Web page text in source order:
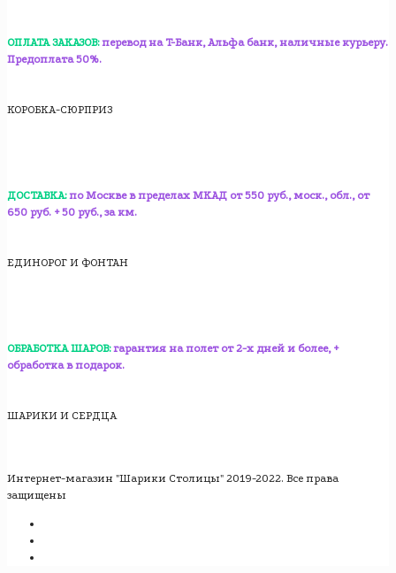
ОПЛАТА ЗАКАЗОВ: перевод на T-Банк, Альфа банк, наличные курьеру.
Предоплата 50%.
КОРОБКА-СЮРПРИЗ
ДОСТАВКА: по Москве в пределах МКАД от 550 руб., моск., обл., от
650 руб. + 50 руб., за км.
ЕДИНОРОГ И ФОНТАН
ОБРАБОТКА ШАРОВ: гарантия на полет от 2-х дней и более, +
обработка в подарок.
ШАРИКИ И СЕРДЦА
Интернет-магазин "Шарики Столицы" 2019-2022. Все права
защищены